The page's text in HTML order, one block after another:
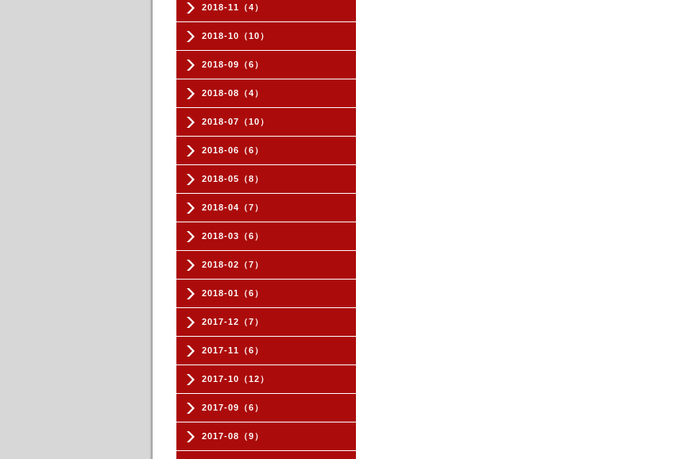
2018-11（4）
2018-10（10）
2018-09（6）
2018-08（4）
2018-07（10）
2018-06（6）
2018-05（8）
2018-04（7）
2018-03（6）
2018-02（7）
2018-01（6）
2017-12（7）
2017-11（6）
2017-10（12）
2017-09（6）
2017-08（9）